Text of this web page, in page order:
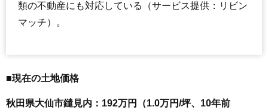
類の不動産にも対応している（サービス提供：リビン
マッチ）。
■現在の土地価格
秋田県大仙市鑓見内：192万円（1.0万円/坪、10年前